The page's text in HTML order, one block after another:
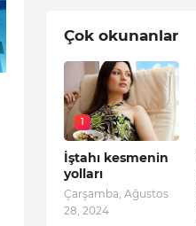
Çok okunanlar
1
İştahı kesmenin
yolları
Çarşamba, Ağustos
28, 2024